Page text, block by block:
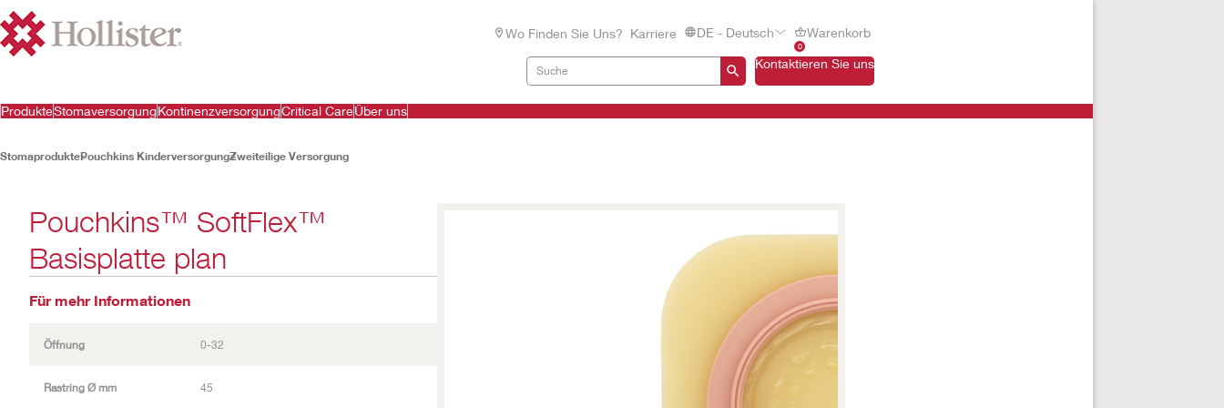
Wo Finden Sie Uns? Karriere DE - Deutsch
0
Warenkorb
Kontaktieren Sie uns
ProdukteStomaversorgungKontinenzversorgungCritical CareÜber uns
StomaproduktePouchkins KinderversorgungZweiteilige Versorgung
Pouchkins™ SoftFlex™
Basisplatte plan
Für mehr Informationen
Öffnung 0-32
Rastring Ø mm 45